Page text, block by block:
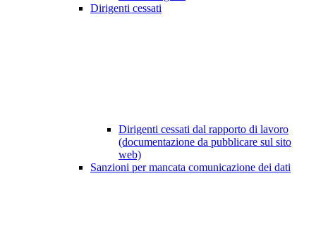
Dirigenti cessati
Dirigenti cessati dal rapporto di lavoro
(documentazione da pubblicare sul sito
web)
Sanzioni per mancata comunicazione dei dati